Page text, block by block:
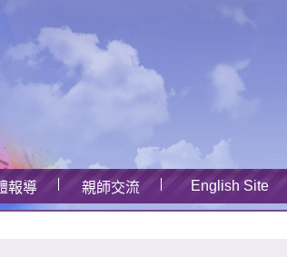
報導 親師交流 English Site